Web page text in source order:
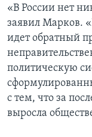
«В России нет
заявил Марков.
идет обратный
политическую
с тем, что за
выросла